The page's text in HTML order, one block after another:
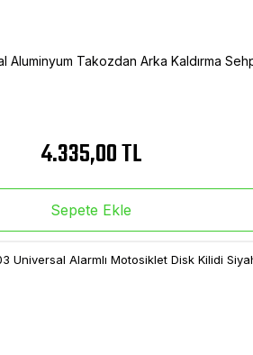
Aluminyum Takozdan Arka Kaldırma
4.335,00 TL
Sepete Ekle